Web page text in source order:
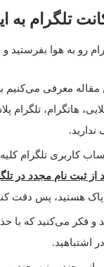
تلگرام به
رو به هوا بفرستید
معرفی می‌کنیم
هاتگرام، تلگرام
کاربری تلگرام کلیه
از ثبت نام مجدد در
هستید، پس دقت
و فکر می‌کنید که با
اشتباهید.